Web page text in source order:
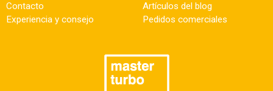
Contacto
Experiencia y consejo
Artículos del blog
Pedidos comerciales